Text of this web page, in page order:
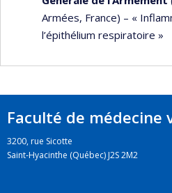
Armées, France) – «
l’épithélium respiratoire »
Faculté de médecine
3200, rue Sicotte
Saint-Hyacinthe (Québec) J2S 2M2